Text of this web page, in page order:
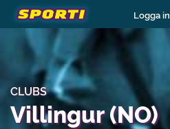
Logga in
CLUBS
Villingur (NO)